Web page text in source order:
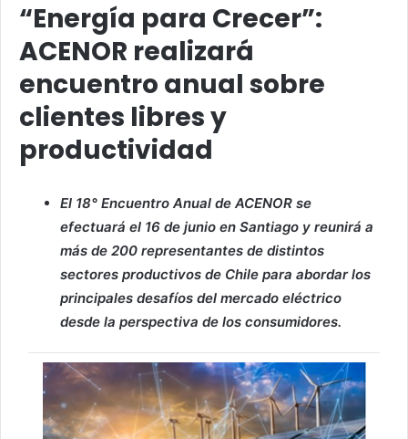
“Energía para Crecer”:
ACENOR realizará
encuentro anual sobre
clientes libres y
productividad
El 18° Encuentro Anual de ACENOR se
efectuará el 16 de junio en Santiago y reunirá a
más de 200 representantes de distintos
sectores productivos de Chile para abordar los
principales desafíos del mercado eléctrico
desde la perspectiva de los consumidores.